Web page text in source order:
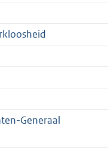
Generaal